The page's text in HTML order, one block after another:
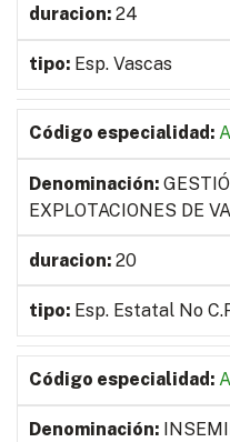
24
Esp. Vascas
EXPLOTACIONES DE
20
Esp. Estatal No